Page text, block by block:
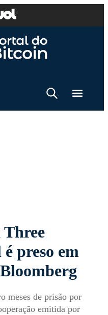
preso em
meses de prisão por
emitida por